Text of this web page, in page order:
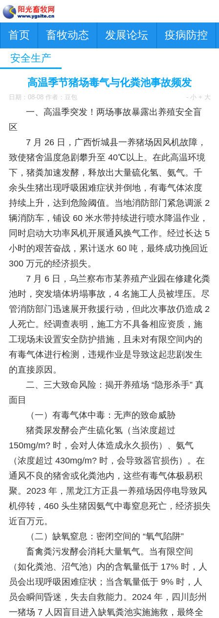
首页 畜牧动态 发展论坛 疫病防控
安全生产
高温季节猪场毒气与化粪池事故频发
日期：08-08 作者：豆包 - 小 + 大
一、高温季突发！两场事故暴露出养殖安全盲
区
7 月 26 日，广西忻城县一养猪场因风机故障，
致使猪舍温度急剧攀升至 40℃以上。在此高温环境
下，猪粪加速发酵，释放出大量硫化氢、氨气。千
余头生猪出现呼吸困难症状并倒地，有毒气体浓度
持续上升，达到危险阈值。当地消防部门紧急调派 2
辆消防车，铺设 60 米水带持续进行喷水降温作业，
同时启动大功率风机开展通风换气工作。经过长达 5
小时的艰苦奋战，累计送水 60 吨，最终成功挽回近
300 万元的经济损失。
7 月 6 日，乌兰察布市某养殖产业园在修建化粪
池时，突发墙体坍塌事故，4 名施工人员被埋压。尽
管消防部门迅速展开救援行动，但此次事故仍造成 2
人死亡。经调查表明，施工方不具备相应资质，施
工现场未设置安全防护措施，且未对有限空间内的
有毒气体进行检测，违规作业是导致这起悲剧发生
的直接原因。
二、三大致命风险：揭开养殖场 “隐形杀手” 真
面目
（一）有毒气体中毒：无声的致命威胁
猪粪尿发酵会产生硫化氢（当浓度超过
150mg/m? 时，会对人体造成永久损伤）、氨气
（浓度超过 430mg/m? 时，会导致器官损伤）。在
通风不良的猪舍或化粪池内，这些有毒气体极易积
聚。2023 年，黑龙江方正县一养殖场因停电导致风
机停转，460 头生猪因氨气中毒窒息死亡，经济损失
近百万元。
（二）缺氧窒息：密闭空间的 “氧气陷阱”
畜禽粪污发酵会消耗大量氧气。当有限空间
（如化粪池、沼气池）内的含氧量低于 17% 时，人
员会出现呼吸困难症状；当含氧量低于 9% 时，人
员会瞬间昏迷，失去自救能力。2024 年，四川彭州
一猪场 7 人因盲目进入缺氧粪池实施施救，最终全